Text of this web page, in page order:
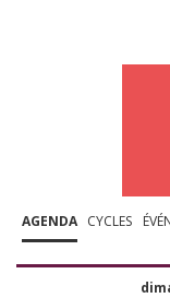
AGENDA CYCLES